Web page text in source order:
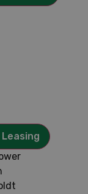
Leasing